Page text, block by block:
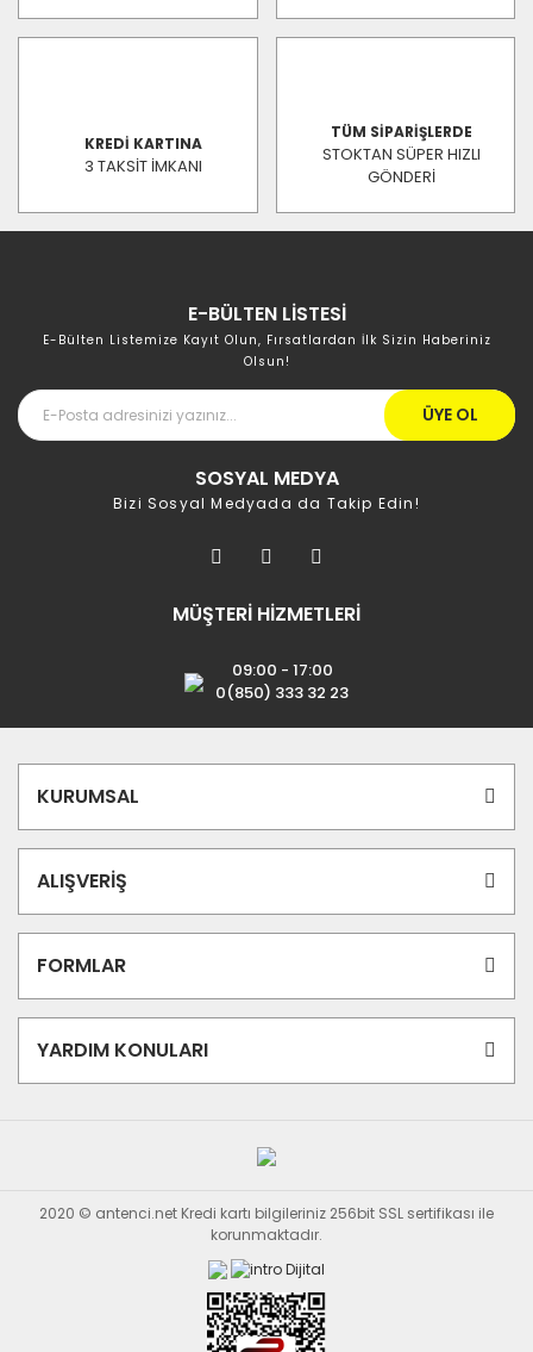
KREDİ KARTINA
3 TAKSİT İMKANI
TÜM SİPARİŞLERDE
STOKTAN SÜPER HIZLI
GÖNDERİ
E-BÜLTEN LİSTESİ
E-Bülten Listemize Kayıt Olun, Fırsatlardan İlk Sizin Haberiniz
Olsun!
ÜYE OL
SOSYAL MEDYA
Bizi Sosyal Medyada da Takip Edin!
MÜŞTERİ HİZMETLERİ
09:00 - 17:00
0(850) 333 32 23
KURUMSAL
ALIŞVERİŞ
FORMLAR
YARDIM KONULARI
2020 © antenci.net Kredi kartı bilgileriniz 256bit SSL sertifikası ile
korunmaktadır.